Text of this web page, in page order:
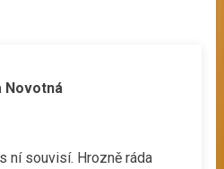
Novotná
ní souvisí. Hrozně ráda